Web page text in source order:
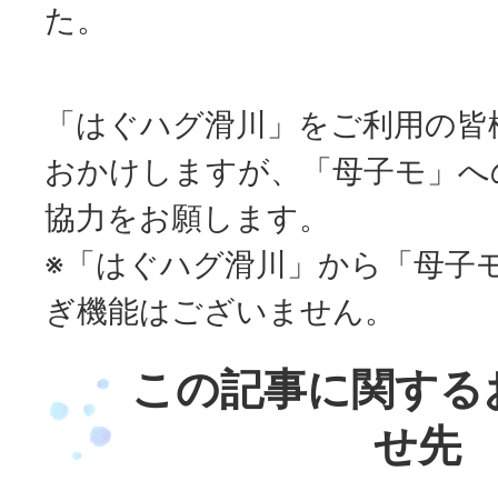
た。
「はぐハグ滑川」をご利用の
おかけしますが、「母子モ」
協力をお願します。
※「はぐハグ滑川」から「母子
ぎ機能はございません。
この記事に関す
せ先